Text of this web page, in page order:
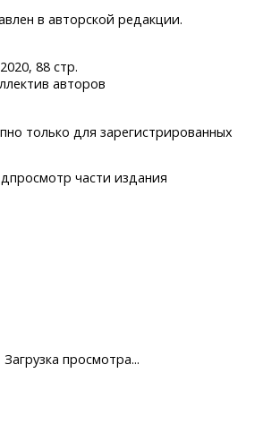
в авторской редакции.
88 стр.
авторов
только для зарегистрированных
части издания
Загрузка просмотра...